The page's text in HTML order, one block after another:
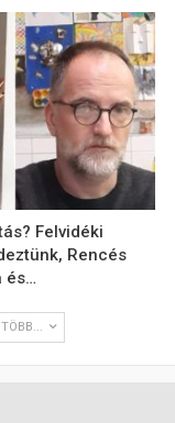
Felvidéki
Rencés
és…